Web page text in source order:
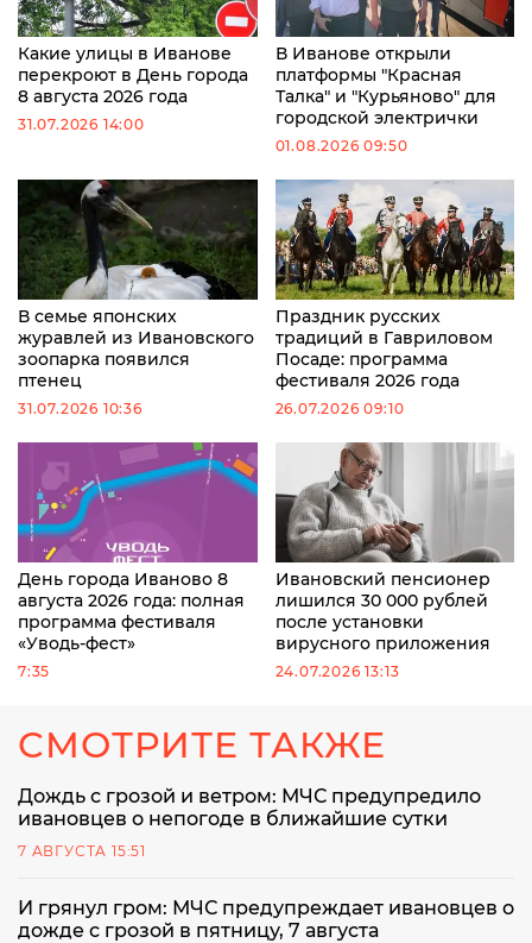
Какие улицы в Иванове
перекроют в День города
8 августа 2026 года
31.07.2026 14:00
В Иванове открыли
платформы "Красная
Талка" и "Курьяново" для
городской электрички
01.08.2026 09:50
В семье японских
журавлей из Ивановского
зоопарка появился
птенец
31.07.2026 10:36
Праздник русских
традиций в Гавриловом
Посаде: программа
фестиваля 2026 года
26.07.2026 09:10
День города Иваново 8
августа 2026 года: полная
программа фестиваля
«Уводь-фест»
7:35
Ивановский пенсионер
лишился 30 000 рублей
после установки
вирусного приложения
24.07.2026 13:13
СМОТРИТЕ ТАКЖЕ
Дождь с грозой и ветром: МЧС предупредило
ивановцев о непогоде в ближайшие сутки
7 АВГУСТА 15:51
И грянул гром: МЧС предупреждает ивановцев о
дожде с грозой в пятницу, 7 августа